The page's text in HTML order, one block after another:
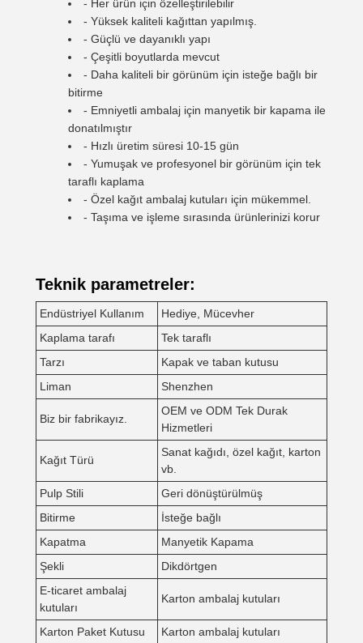
- Her ürün için özelleştirilebilir
- Yüksek kaliteli kağıttan yapılmış.
- Güçlü ve dayanıklı yapı
- Çeşitli boyutlarda mevcut
- Daha kaliteli bir görünüm için isteğe bağlı bir
bitirme
- Emniyetli ambalaj için manyetik bir kapama ile
donatılmıştır
- Hızlı üretim süresi 10-15 gün
- Yumuşak ve profesyonel bir görünüm için tek
taraflı kaplama
- Özel kağıt ambalaj kutuları için mükemmel.
- Taşıma ve işleme sırasında ürünlerinizi korur
Teknik parametreler:
Endüstriyel Kullanım
Hediye, Mücevher
Kaplama tarafı
Tek taraflı
Tarzı
Kapak ve taban kutusu
Liman
Shenzhen
Biz bir fabrikayız.
OEM ve ODM Tek Durak
Hizmetleri
Kağıt Türü
Sanat kağıdı, özel kağıt, karton
vb.
Pulp Stili
Geri dönüştürülmüş
Bitirme
İsteğe bağlı
Kapatma
Manyetik Kapama
Şekli
Dikdörtgen
E-ticaret ambalaj
kutuları
Karton ambalaj kutuları
Karton Paket Kutusu Karton ambalaj kutuları